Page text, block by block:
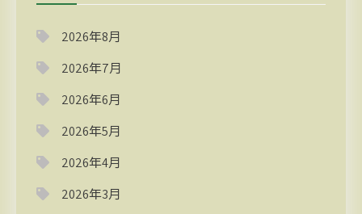
2026年8月
2026年7月
2026年6月
2026年5月
2026年4月
2026年3月